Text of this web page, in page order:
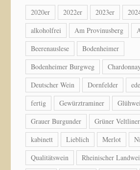
2020er 2022er 2023er
alkoholfrei
Am Provinusberg
Beerenauslese
Bodenheimer
Bodenheimer Burgweg
Deutscher Wein
Dornfelder
fertig
Gewürztraminer
Grauer Burgunder
Grüner Veltliner
kabinett
Lieblich Merlot
Qualitätswein
Rheinischer